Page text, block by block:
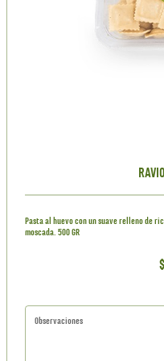
Pasta al huevo con un suave relleno de
moscada. 500 GR
Observaciones